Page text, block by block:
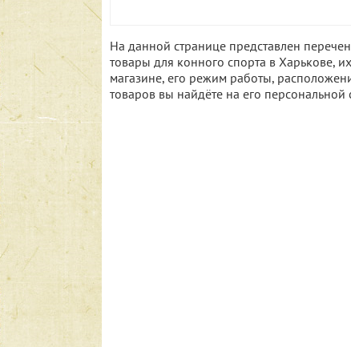
На данной странице представлен
товары для конного спорта в
магазине, его режим работы,
товаров вы найдёте на его персональной